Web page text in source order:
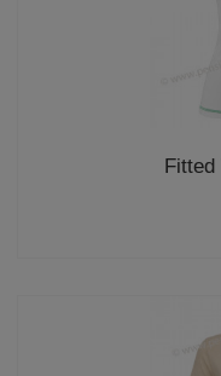
Fitted